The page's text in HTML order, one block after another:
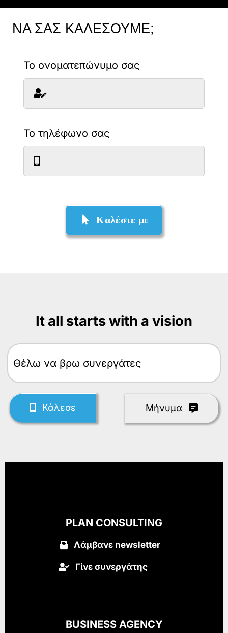
ΝΑ ΣΑΣ ΚΑΛΕΣΟΥΜΕ;
Το ονοματεπώνυμο σας
Το τηλέφωνο σας
Καλέστε με
It all starts with a vision
Θέλω
Κάλεσε Mήνυμα
PLAN CONSULTING
Λάμβανε newsletter
Γίνε συνεργάτης
BUSINESS AGENCY